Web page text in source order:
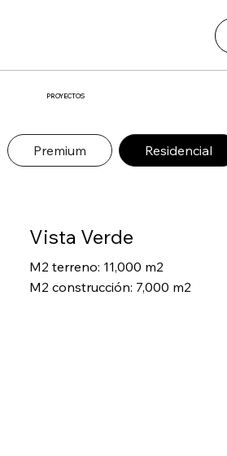
PROYECTOS
Vista Verde
M2 terreno: 11,000 m2
M2 construcción: 7,000 m2
Premium Residencial